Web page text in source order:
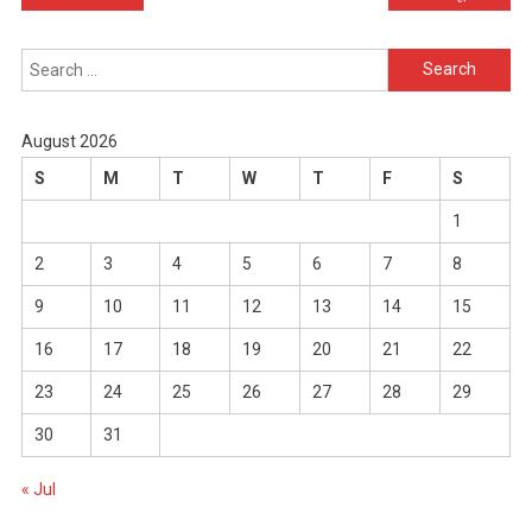
navigation
Search
for:
August 2026
S
M T W T F S
1
2 3 4 5 6 7 8
9 10 11 12 13 14 15
16 17 18 19 20 21 22
23 24 25 26 27 28 29
30 31
« Jul